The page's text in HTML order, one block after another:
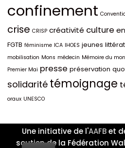
confinement
crise CRISP créativité culture
FGTB féminisme ICA IHOES jeunes
mobilisation Mons médecin Mémoire du
Premier Mai presse préservation
solidarité témoignage
oraux UNESCO
Une initiative de l'AAFBet
soutien de la Fédération